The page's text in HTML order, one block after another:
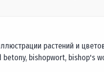
растений и
betony, bishopwort, bishop's